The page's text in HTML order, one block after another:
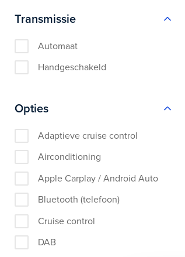
Transmissie
Automaat
Handgeschakeld
Opties
Adaptieve cruise control
Airconditioning
Apple Carplay / Android Auto
Bluetooth (telefoon)
Cruise control
DAB